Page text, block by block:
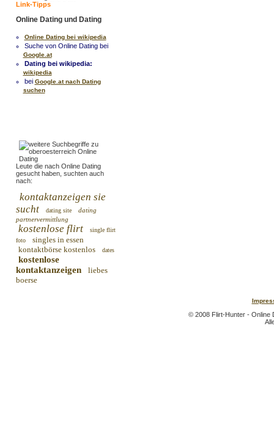
Link-Tipps
Online Dating und Dating
Online Dating bei wikipedia
Suche von Online Dating bei
Google.at
Dating bei wikipedia:
wikipedia
bei Google.at nach Dating
suchen
Leute die nach Online Dating
gesucht haben, suchten auch
nach:
kontaktanzeigen sie
sucht
dating site
dating
partnervermittlung
kostenlose flirt
single flirt
foto
singles in essen
kontaktbörse kostenlos
dates
kostenlose
kontaktanzeigen
liebes
boerse
© 2008 Flirt-Hunter - Online